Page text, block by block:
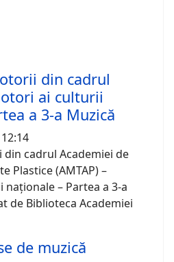
din cadrul
ai culturii
a 3-a Muzică
cadrul Academiei de
Plastice (AMTAP) –
– Partea a 3-a
de Biblioteca Academiei
de muzică